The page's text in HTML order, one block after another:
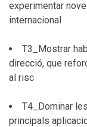
experimentar
internacional
T3_Mostrar
direcció, que
al risc
T4_Dominar
principals